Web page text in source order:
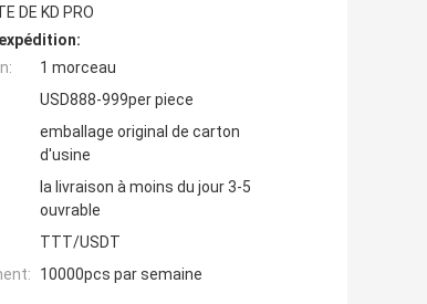
DE KD PRO
1 morceau
USD888-999per piece
emballage original de carton
d'usine
la livraison à moins du jour 3-5
ouvrable
TTT/USDT
10000pcs par semaine